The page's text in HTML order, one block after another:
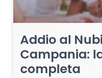
Addio al
Campania:
completa